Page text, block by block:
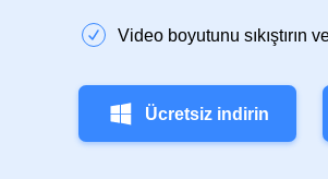
Video boyutunu sıkıştırın
Ücretsiz indirin